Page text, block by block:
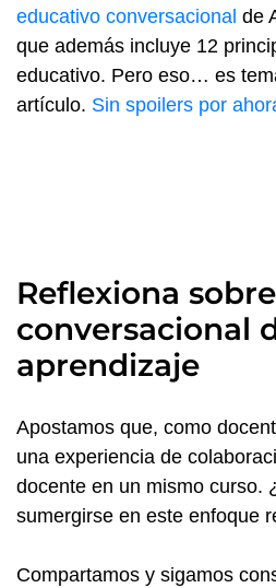
educativo conversacional de
que además incluye 12
educativo. Pero eso… es
artículo. Sin spoilers por
Reflexiona
conversacional
aprendizaje
Apostamos que, como
una experiencia de
docente en un mismo curso.
sumergirse en este enfoque
Compartamos y sigamos